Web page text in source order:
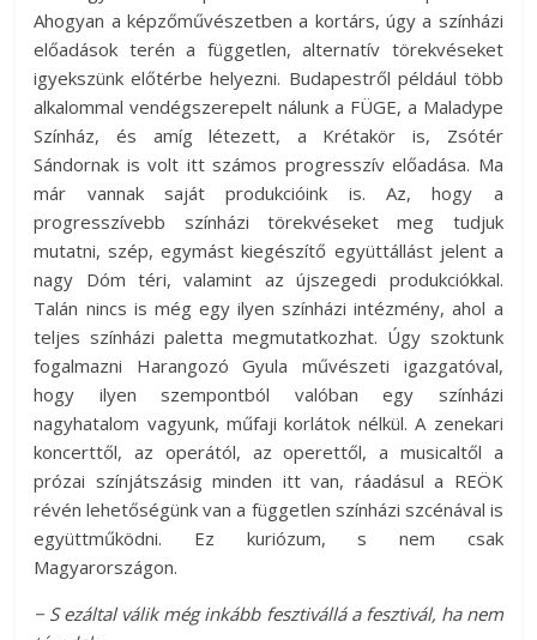
Ahogyan a képzőművészetben a kortárs, úgy a színházi
előadások terén a független, alternatív törekvéseket
igyekszünk előtérbe helyezni. Budapestről például több
alkalommal vendégszerepelt nálunk a FÜGE, a Maladype
Színház, és amíg létezett, a Krétakör is, Zsótér
Sándornak is volt itt számos progresszív előadása. Ma
már vannak saját produkcióink is. Az, hogy a
progresszívebb színházi törekvéseket meg tudjuk
mutatni, szép, egymást kiegészítő együttállást jelent a
nagy Dóm téri, valamint az újszegedi produkciókkal.
Talán nincs is még egy ilyen színházi intézmény, ahol a
teljes színházi paletta megmutatkozhat. Úgy szoktunk
fogalmazni Harangozó Gyula művészeti igazgatóval,
hogy ilyen szempontból valóban egy színházi
nagyhatalom vagyunk, műfaji korlátok nélkül. A zenekari
koncerttől, az operától, az operettől, a musicaltől a
prózai színjátszásig minden itt van, ráadásul a REÖK
révén lehetőségünk van a független színházi szcénával is
együttműködni. Ez kuriózum, s nem csak
Magyarországon.
− S ezáltal válik még inkább fesztivállá a fesztivál, ha nem